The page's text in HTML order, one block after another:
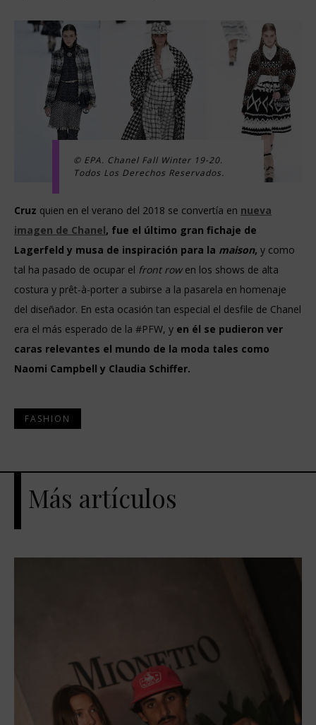
© EPA. Chanel Fall Winter 19-20.
Todos Los Derechos Reservados.
Cruz quien en el verano del 2018 se convertía en nueva
imagen de Chanel, fue el último gran fichaje de
Lagerfeld y musa de inspiración para la maison, y como
tal ha pasado de ocupar el front rowen los shows de alta
costura y prêt-à-porter a subirse a la pasarela en homenaje
del diseñador. En esta ocasión tan especial el desfile de Chanel
era el más esperado de la #PFW, y en él se pudieron ver
caras relevantes el mundo de la moda tales como
Naomi Campbell y Claudia Schiffer.
FASHION
Más artículos